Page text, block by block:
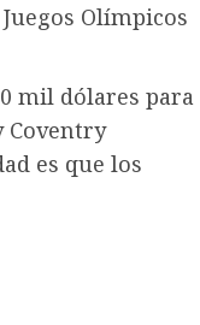
Olímpicos
mil dólares para
Coventry
es que los